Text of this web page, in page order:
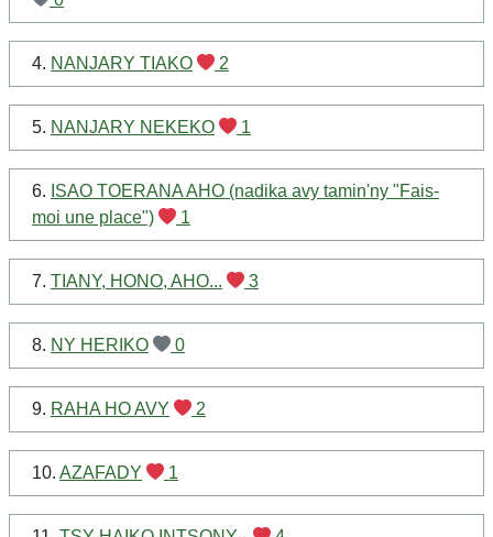
4. NANJARY TIAKO 2
5. NANJARY NEKEKO 1
6. ISAO TOERANA AHO (nadika avy tamin'ny "Fais-
moi une place")
1
7. TIANY, HONO, AHO... 3
8. NY HERIKO 0
9. RAHA HO AVY 2
10. AZAFADY 1